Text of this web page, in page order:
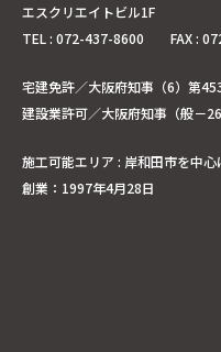
エスクリエイトビル1F
TEL : 072-437-8600 FAX :
宅建免許／大阪府知事（6）第
建設業許可／大阪府知事（般－
施工可能エリア : 岸和田市を中
創業：1997年4月28日